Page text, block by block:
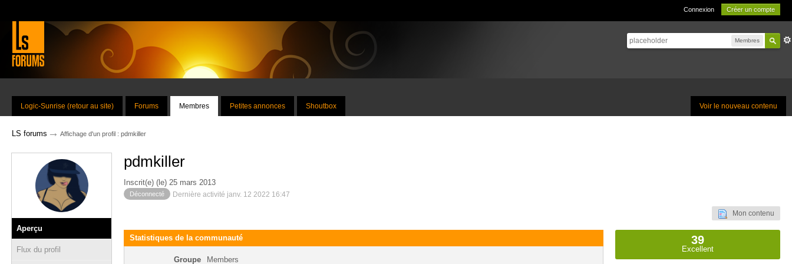
Connexion Créer un compte
Membres
Voir le nouveau contenu
Logic-Sunrise (retour au site) Forums Membres Petites annonces Shoutbox
LS forums → Affichage d'un profil : pdmkiller
Aperçu
Flux du profil
pdmkiller
Inscrit(e) (le) 25 mars 2013
Déconnecté Dernière activité janv. 12 2022 16:47
Mon contenu
Statistiques de la communauté
Groupe Members
39
Excellent